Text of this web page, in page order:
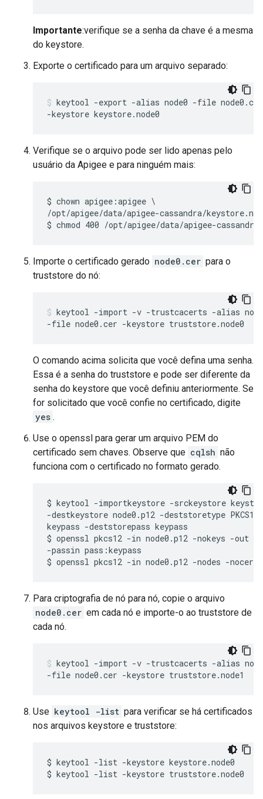
Importante:verifique se a senha da chave é a mesma
do keystore.
Exporte o certificado para um arquivo separado:
keytool -export -alias node0 -file
-keystore keystore.node0
Verifique se o arquivo pode ser lido apenas pelo
usuário da Apigee e para ninguém mais:
$ chown apigee:apigee \
/opt/apigee/data/apigee-cassandra/
$ chmod 400 /opt/apigee/data/apigee-
Importe o certificado gerado node0.cer para o
truststore do nó:
keytool -import -v -trustcacerts -alias
-file node0.cer -keystore truststore.node0
O comando acima solicita que você defina uma senha.
Essa é a senha do truststore e pode ser diferente da
senha do keystore que você definiu anteriormente. Se
for solicitado que você confie no certificado, digite
yes .
Use o openssl para gerar um arquivo PEM do
certificado sem chaves. Observe que cqlsh não
funciona com o certificado no formato gerado.
$ keytool -importkeystore -srckeystore
-destkeystore node0.p12 -deststoretype
keypass -deststorepass keypass
$ openssl pkcs12 -in node0.p12 -nokeys -out
-passin pass:keypass
$ openssl pkcs12 -in node0.p12 -nodes -
Para criptografia de nó para nó, copie o arquivo
node0.cer em cada nó e importe-o ao truststore de
cada nó.
keytool -import -v -trustcacerts -alias
-file node0.cer -keystore truststore.node1
Use keytool -list para verificar se há certificados
nos arquivos keystore e truststore:
$ keytool -list -keystore keystore.node0
$ keytool -list -keystore truststore.node0